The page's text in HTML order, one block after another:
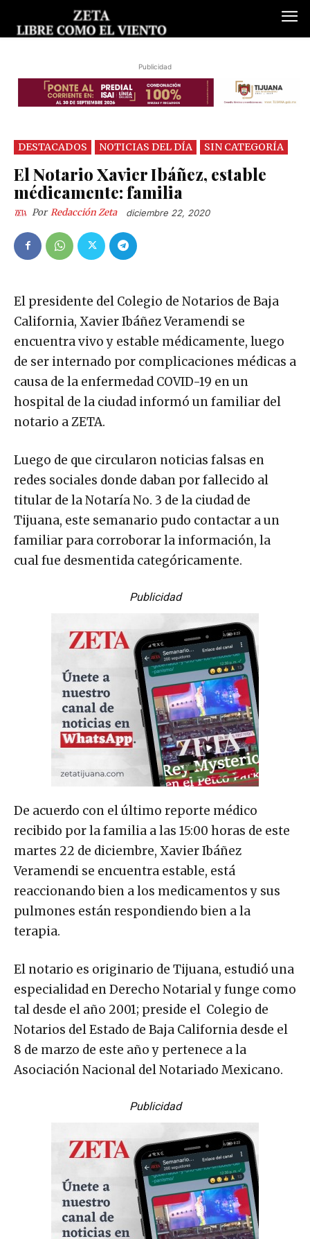
Publicidad
DESTACADOS NOTICIAS DEL DÍA SIN CATEGORÍA
El Notario Xavier Ibáñez, estable
médicamente: familia
Por Redacción Zeta diciembre 22, 2020
El presidente del Colegio de Notarios de Baja
California, Xavier Ibáñez Veramendi se
encuentra vivo y estable médicamente, luego
de ser internado por complicaciones médicas a
causa de la enfermedad COVID-19 en un
hospital de la ciudad informó un familiar del
notario a ZETA.
Luego de que circularon noticias falsas en
redes sociales donde daban por fallecido al
titular de la Notaría No. 3 de la ciudad de
Tijuana, este semanario pudo contactar a un
familiar para corroborar la información, la
cual fue desmentida categóricamente.
Publicidad
De acuerdo con el último reporte médico
recibido por la familia a las 15:00 horas de este
martes 22 de diciembre, Xavier Ibáñez
Veramendi se encuentra estable, está
reaccionando bien a los medicamentos y sus
pulmones están respondiendo bien a la
terapia.
El notario es originario de Tijuana, estudió una
especialidad en Derecho Notarial y funge como
tal desde el año 2001; preside el Colegio de
Notarios del Estado de Baja California desde el
8 de marzo de este año y pertenece a la
Asociación Nacional del Notariado Mexicano.
Publicidad